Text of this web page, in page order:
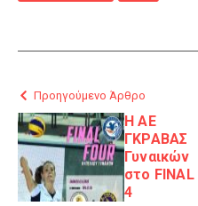
Προηγούμενο Άρθρο
Η ΑΕ
ΓΚΡΑΒΑΣ
Γυναικών
στο FINAL
4